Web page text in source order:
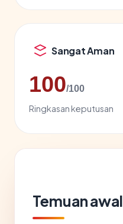
Sangat Aman
100/100
Ringkasan keputusan
Temuan awal